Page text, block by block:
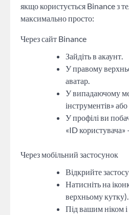
якщо користується Binance з
максимально просто:
Через сайт Binance
Зайдіть в акаунт.
У правому
аватар.
У випадаючому
інструментів»
У профілі ви
«ID користувача»
Через мобільний застосунок
Відкрийте
Натисніть на
верхньому кутку).
Під вашим ніком